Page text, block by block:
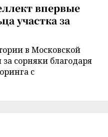
впервые
участка за
в Московской
сорняки благодаря
с